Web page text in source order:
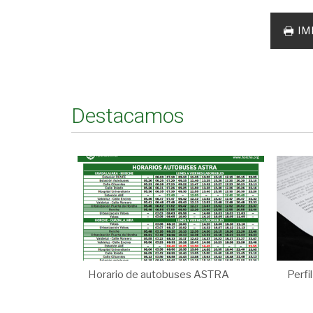
Destacamos
Horario de autobuses ASTRA